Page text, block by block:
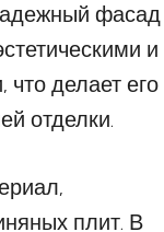
фасад
и
делает его
отделки.
плит. В